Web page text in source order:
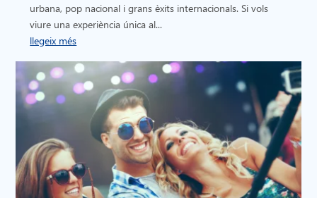
urbana, pop nacional i grans èxits internacionals. Si vols
viure una experiència única al...
llegeix més